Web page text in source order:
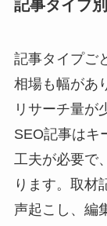
記事タイプ
記事タイプご
相場も幅があ
リサーチ量が
SEO記事はキ
工夫が必要で
ります。取材
声起こし、編